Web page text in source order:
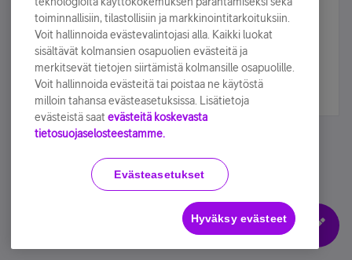
Samalla saat parhaat asiakasedut suoraan
sähköpostiisi.
Tilaa nyt
Accessibility statement
toiminnallisiin, tilastollisiin ja markkinointitarkoituksiin.
Voit hallinnoida evästevalintojasi alla. Kaikki luokat
sisältävät kolmansien osapuolien evästeitä ja
merkitsevät tietojen siirtämistä kolmansille osapuolille.
Voit hallinnoida evästeitä tai poistaa ne käytöstä
milloin tahansa evästeasetuksissa. Lisätietoja
evästeistä saat evästeitä koskevasta
tietosuojaselosteestamme.
Evästeasetukset
Hyväksy evästeet